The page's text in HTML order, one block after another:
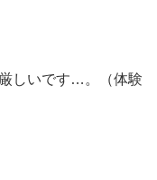
しいです…。（体験